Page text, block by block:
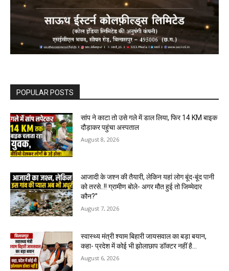
POPULAR POSTS
सांप ने काटा तो उसे गले में डाल लिया, फिर 14 KM बाइक
दौड़ाकर पहुंचा अस्पताल
August 8, 2026
आजादी के जश्न की तैयारी, लेकिन यहां लोग बूंद-बूंद पानी
को तरसे..!! ग्रामीण बोले- अगर मौत हुई तो जिम्मेदार
कौन?”
August 7, 2026
स्वास्थ्य मंत्री श्याम बिहारी जायसवाल का बड़ा बयान,
कहा- प्रदेश में कोई भी झोलाछाप डॉक्टर नहीं है…
August 6, 2026